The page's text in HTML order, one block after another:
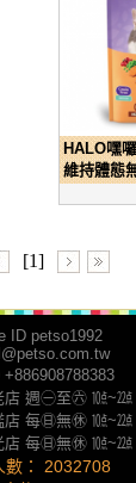
HALO嘿
維持體態
[1]
ID petso1992
店 週㊀至㊅ ㍢~㍮
店 每㊐無㊡ ㍢~㍮
店 每㊐無㊡ ㍢~㍮
數： 2032708